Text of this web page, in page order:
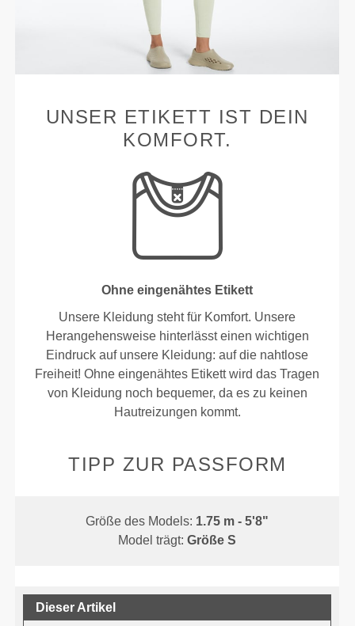
UNSER ETIKETT IST DEIN
KOMFORT.
Ohne eingenähtes Etikett
Unsere Kleidung steht für Komfort. Unsere
Herangehensweise hinterlässt einen wichtigen
Eindruck auf unsere Kleidung: auf die nahtlose
Freiheit! Ohne eingenähtes Etikett wird das Tragen
von Kleidung noch bequemer, da es zu keinen
Hautreizungen kommt.
TIPP ZUR PASSFORM
Größe des Models: 1.75 m - 5'8"
Model trägt:Größe S
Dieser Artikel